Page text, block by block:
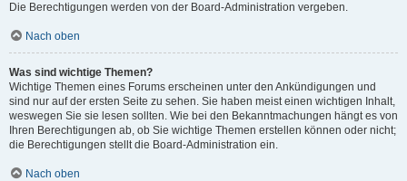
Die Berechtigungen werden von der Board-Administration vergeben.
Nach oben
Was sind wichtige Themen?
Wichtige Themen eines Forums erscheinen unter den Ankündigungen und
sind nur auf der ersten Seite zu sehen. Sie haben meist einen wichtigen Inhalt,
weswegen Sie sie lesen sollten. Wie bei den Bekanntmachungen hängt es von
Ihren Berechtigungen ab, ob Sie wichtige Themen erstellen können oder nicht;
die Berechtigungen stellt die Board-Administration ein.
Nach oben